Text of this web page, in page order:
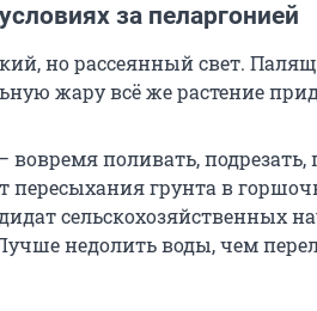
за пеларгонией
но рассеянный свет.
жару всё же растение
вовремя поливать,
пересыхания грунта в
сельскохозяйственных
недолить воды, чем